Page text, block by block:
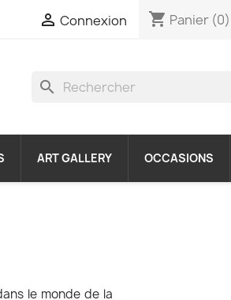
 Connexion shopping_cart Panier (0)
search
ART GALLERY OCCASIONS
le monde de la